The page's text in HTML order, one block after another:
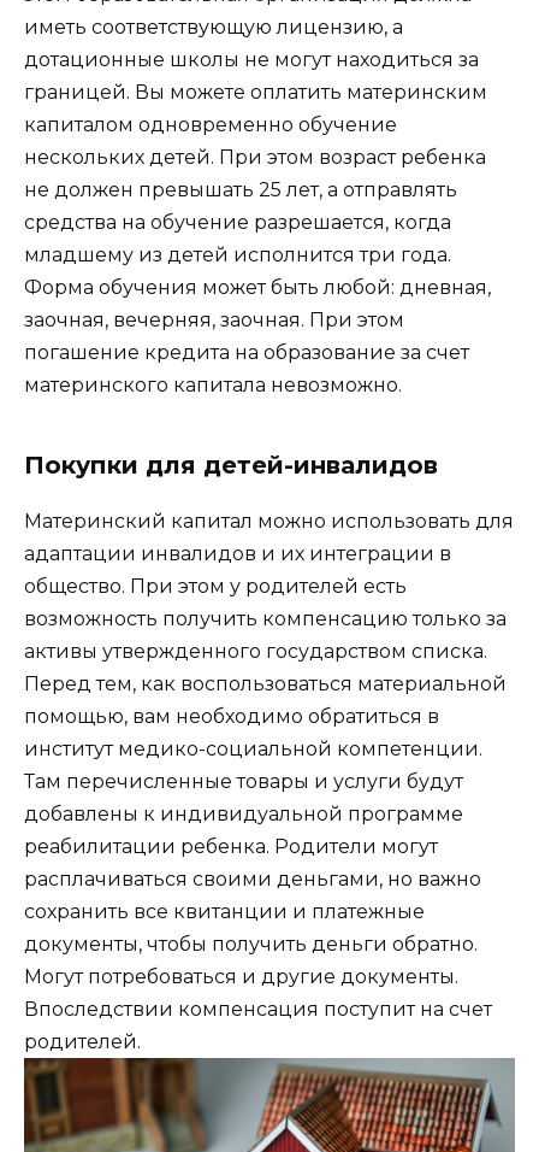
иметь соответствующую лицензию, а
дотационные школы не могут находиться за
границей. Вы можете оплатить материнским
капиталом одновременно обучение
нескольких детей. При этом возраст ребенка
не должен превышать 25 лет, а отправлять
средства на обучение разрешается, когда
младшему из детей исполнится три года.
Форма обучения может быть любой: дневная,
заочная, вечерняя, заочная. При этом
погашение кредита на образование за счет
материнского капитала невозможно.
Покупки для детей-инвалидов
Материнский капитал можно использовать для
адаптации инвалидов и их интеграции в
общество. При этом у родителей есть
возможность получить компенсацию только за
активы утвержденного государством списка.
Перед тем, как воспользоваться материальной
помощью, вам необходимо обратиться в
институт медико-социальной компетенции.
Там перечисленные товары и услуги будут
добавлены к индивидуальной программе
реабилитации ребенка. Родители могут
расплачиваться своими деньгами, но важно
сохранить все квитанции и платежные
документы, чтобы получить деньги обратно.
Могут потребоваться и другие документы.
Впоследствии компенсация поступит на счет
родителей.